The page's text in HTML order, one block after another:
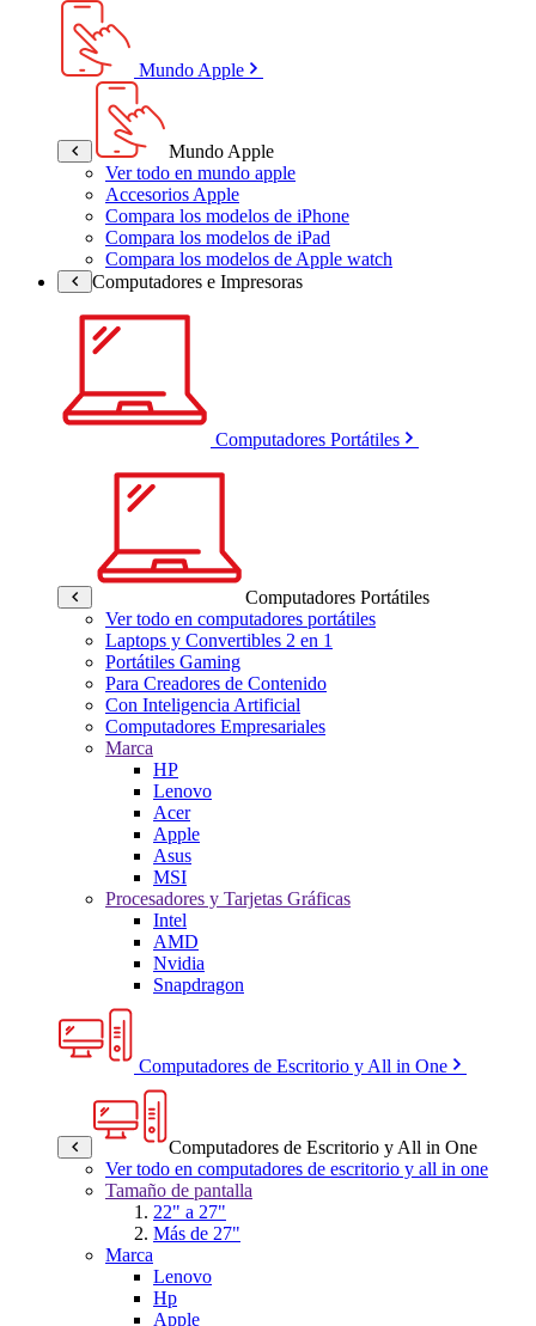
Mundo Apple
Mundo Apple
Ver todo en mundo apple
Accesorios Apple
Compara los modelos de iPhone
Compara los modelos de iPad
Compara los modelos de Apple watch
Computadores e Impresoras
Computadores Portátiles
Computadores Portátiles
Ver todo en computadores portátiles
Laptops y Convertibles 2 en 1
Portátiles Gaming
Para Creadores de Contenido
Con Inteligencia Artificial
Computadores Empresariales
Marca
HP
Lenovo
Acer
Apple
Asus
MSI
Procesadores y Tarjetas Gráficas
Intel
AMD
Nvidia
Snapdragon
Computadores de Escritorio y All in One
Computadores de Escritorio y All in One
Ver todo en computadores de escritorio y all in one
Tamaño de pantalla
22" a 27"
Más de 27"
Marca
Lenovo
Hp
Apple